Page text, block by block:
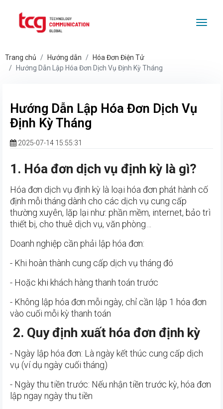
Trang chủ Hướng dẫn
Hóa Đơn Điện Tử
Hướng Dẫn Lập Hóa Đơn Dịch Vụ Định Kỳ Tháng
Hướng Dẫn Lập Hóa Đơn Dịch Vụ
Định Kỳ Tháng
2025-07-14 15:55:31
1. Hóa đơn dịch vụ định kỳ là gì?
Hóa đơn dịch vụ định kỳ là loại hóa đơn phát hành cố
định mỗi tháng dành cho các dịch vụ cung cấp
thường xuyên, lặp lại như: phần mềm, internet, bảo trì
thiết bị, cho thuê dịch vụ, văn phòng…
Doanh nghiệp cần phải lập hóa đơn:
- Khi hoàn thành cung cấp dịch vụ tháng đó
- Hoặc khi khách hàng thanh toán trước
- Không lập hóa đơn mỗi ngày, chỉ cần lập 1 hóa đơn
vào cuối mỗi kỳ thanh toán
2. Quy định xuất hóa đơn định kỳ
- Ngày lập hóa đơn: Là ngày kết thúc cung cấp dịch
vụ (ví dụ ngày cuối tháng)
- Ngày thu tiền trước: Nếu nhận tiền trước kỳ, hóa đơn
lập ngay ngày thu tiền